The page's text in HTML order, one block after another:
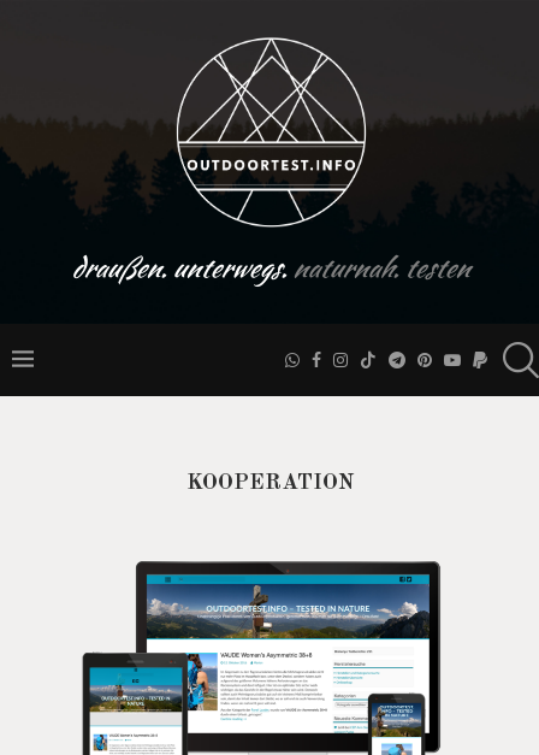
draußen. unterwegs.naturnah. testen
KOOPERATION